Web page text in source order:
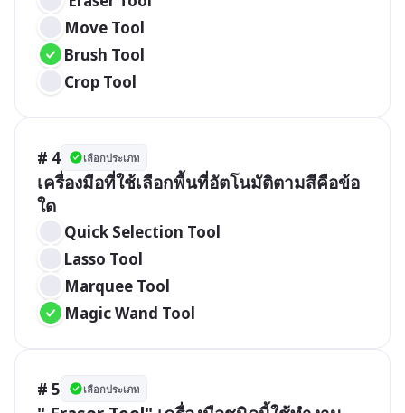
Move Tool
Brush Tool
Crop Tool
# 4 เลือกประเภท
เครื่องมือที่ใช้เลือกพื้นที่อัตโนมัติตามสีคือข้อ
ใด
Quick Selection Tool
Lasso Tool
Marquee Tool
Magic Wand Tool
# 5 เลือกประเภท